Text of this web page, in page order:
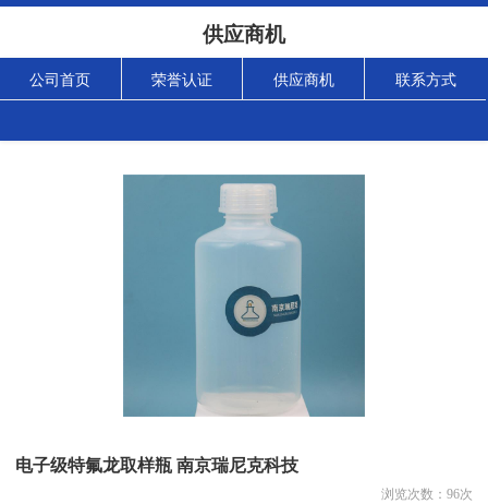
供应商机
公司首页 荣誉认证 供应商机 联系方式
电子级特氟龙取样瓶 南京瑞尼克科技
浏览次数： 96次